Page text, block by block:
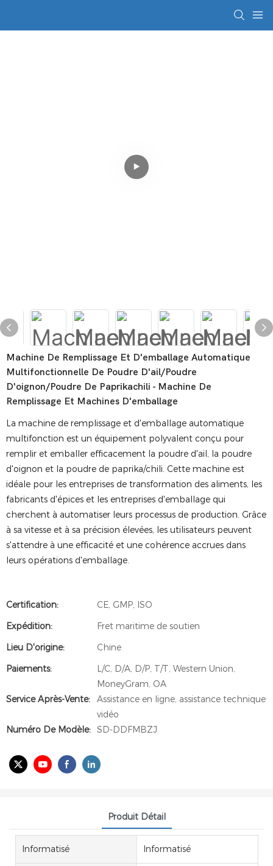
Machine De Remplissage Et D'emballage Automatique
Multifonctionnelle De Poudre D'ail/poudre
D'oignon/poudre De Paprikachili - Machine De
Remplissage Et Machines D'emballage
La machine de remplissage et d'emballage automatique
multifonction est un équipement polyvalent conçu pour
remplir et emballer efficacement la poudre d'ail, la poudre
d'oignon et la poudre de paprika/chili. Cette machine est
idéale pour les entreprises de transformation des aliments, les
fabricants d'épices et les entreprises d'emballage qui
cherchent à automatiser leurs processus de production. Grâce
à sa vitesse et à sa précision élevées, les utilisateurs peuvent
s'attendre à une efficacité et une cohérence accrues dans
leurs opérations d'emballage.
Certification:
CE, GMP, ISO
Expédition:
Fret maritime de soutien
Lieu D'origine:
Chine
Paiements:
L/C, D/A, D/P, T/T, Western Union,
MoneyGram, OA
Service Après-Vente:
Assistance en ligne, assistance technique
vidéo
Numéro De Modèle: SD-DDFMBZJ
Produit Détail
Informatisé Informatisé